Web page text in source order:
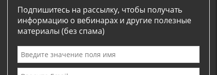
Подпишитесь на рассылку, чтобы получать
информацию о вебинарах и другие полезные
материалы (без спама)